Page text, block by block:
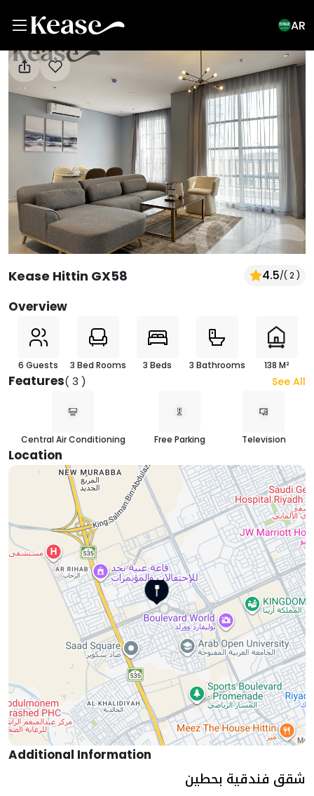
AR
View All Photos
Kease Hittin GX58 4.5/( 2 )
Overview
6 Guests 3 Bed Rooms 3 Beds 3 Bathrooms 138 M²
Features( 3 ) See All
Central Air Conditioning Free Parking Television
Location
Additional Information
شقق فندقية بحطين